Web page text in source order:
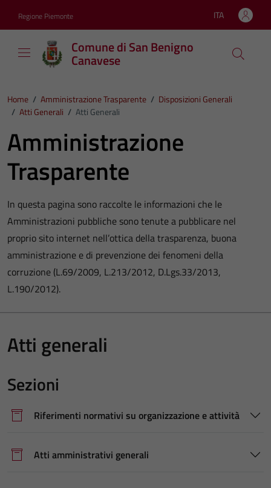
Regione Piemonte Lingua attiva:
ITA
Comune di San Benigno
Canavese
Home / Amministrazione Trasparente / Disposizioni Generali
/ Atti Generali / Atti Generali
Amministrazione
Trasparente
In questa pagina sono raccolte le informazioni che le
Amministrazioni pubbliche sono tenute a pubblicare nel
proprio sito internet nell’ottica della trasparenza, buona
amministrazione e di prevenzione dei fenomeni della
corruzione (L.69/2009, L.213/2012, D.Lgs.33/2013,
L.190/2012).
Atti generali
Sezioni
Riferimenti normativi su organizzazione e attività
Atti amministrativi generali